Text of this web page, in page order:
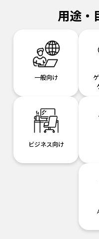
用途・
一般向け
ビジネス向け